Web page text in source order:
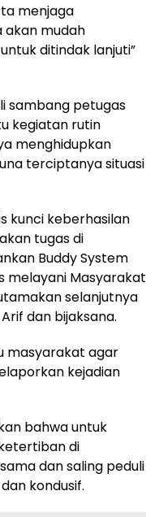
menjaga
akan mudah
ditindak lanjuti”
sambang petugas
kegiatan rutin
menghidupkan
terciptanya situasi
kunci keberhasilan
tugas di
Buddy System
melayani Masyarakat
selanjutnya
dan bijaksana.
masyarakat agar
kejadian
bahwa untuk
di
dan saling peduli
kondusif.